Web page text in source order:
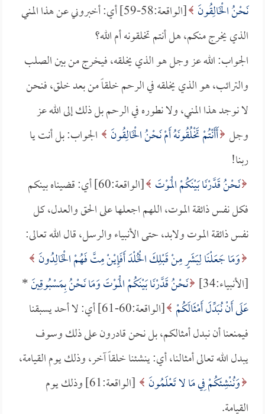
نَحْنُ الْخَالِقُونَ
[الواقعة:58-59] أي: أخبروني عن هذا المني
الذي يخرج منكم، هل أنتم تخلقونه أم الله؟
الجواب: الله عز وجل هو الذي يخلقه، فيخرج من بين الصلب
والترائب، هو الذي يخلقه في الرحم خلقاً من بعد خلق، فنحن
لا نوجد هذا المني، ولا نطوره في الرحم بل ذلك إلى الله عز
وجل أَأَنْتُمْ تَخْلُقُونَهُ أَمْ نَحْنُ الْخَالِقُونَ
الجواب: بل أنت يا
ربنا!
نَحْنُ قَدَّرْنَا بَيْنَكُمْ الْمَوْتَ
[الواقعة:60] أي: قضيناه بينكم
فكل نفس ذائقة الموت، اللهم اجعلها على الحق والعدل، كل
نفس ذائقة الموت ولابد، حتى الأنبياء والرسل، قال الله تعالى:
وَمَا جَعَلْنَا لِبَشَرٍ مِنْ قَبْلِكَ الْخُلْدَ أَفَإِيْنْ مِتَّ فَهُمْ الْخَالِدُونَ
[الأنبياء:34]
نَحْنُ قَدَّرْنَا بَيْنَكُمْ الْمَوْتَ وَمَا نَحْنُ بِمَسْبُوقِينَ*
عَلَى أَنْ نُبَدِّلَ أَمْثَالَكُمْ
[الواقعة:60-61] أي: لا أحد يسبقنا
فيمنعنا أن نبدل أمثالكم، بل نحن قادرون على ذلك وسوف
يبدل الله تعالى أمثالنا، أي: ينشئنا خلقاً آخر، وذلك يوم القيامة،
وَنُنْشِئَكُمْ فِي مَا لا تَعْلَمُونَ
[الواقعة:61] وذلك يوم
القيامة.